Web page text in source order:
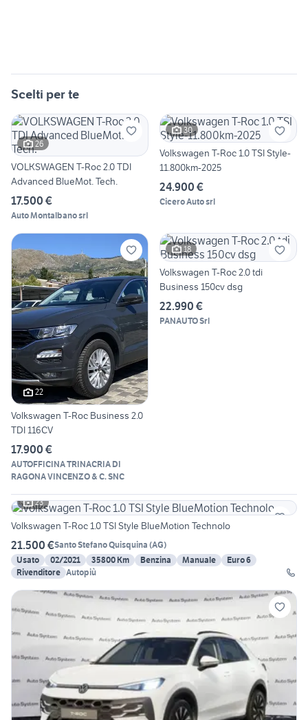
Scelti per te
26
VOLKSWAGEN T-Roc 2.0 TDI
Advanced BlueMot. Tech.
17.500 €
Auto Montalbano srl
30
Volkswagen T-Roc 1.0 TSI Style-
11.800km-2025
24.900 €
Cicero Auto srl
22
Volkswagen T-Roc Business 2.0
TDI 116CV
17.900 €
AUTOFFICINA TRINACRIA DI
RAGONA VINCENZO & C. SNC
18
Volkswagen T-Roc 2.0 tdi
Business 150cv dsg
22.990 €
PANAUTO Srl
23
Volkswagen T-Roc 1.0 TSI Style BlueMotion Technolo
21.500 €Santo Stefano Quisquina (AG)
Usato
02/2021 35800 Km Benzina Manuale
Euro 6
Rivenditore Autopiù